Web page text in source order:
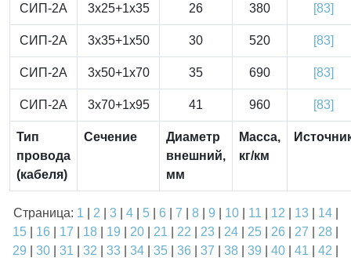
СИП-2А 3x25+1x35 26 380 [83]
СИП-2А 3x35+1x50 30 520 [83]
СИП-2А 3x50+1x70 35 690 [83]
СИП-2А 3x70+1x95 41 960 [83]
Тип
провода
(кабеля)
Сечение
Диаметр
внешний,
мм
Масса,
кг/км
Страница: 1 2 3| 4| 5| 6 7 8| 9 10| 11 12 13| 14|
15
16 17 18 19 20 21 22 23 24 25 26 27 28
29
30 31 32 33 34 35 36 37 38 39 40 41 42